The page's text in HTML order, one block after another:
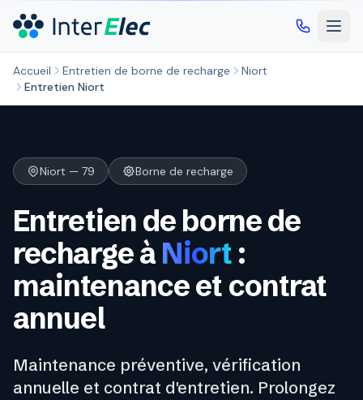
Accueil Entretien de borne de recharge
Niort
Entretien Niort
Niort — 79 Borne de recharge
Entretien de borne de
recharge à Niort:
maintenance et contrat
annuel
Maintenance préventive, vérification
annuelle et contrat d'entretien. Prolongez